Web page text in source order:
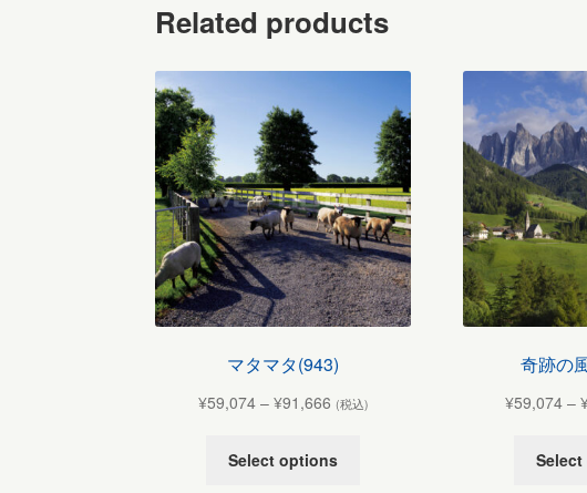
Related products
マタマタ(943)
¥59,074– ¥91,666 (税込)
Select options
奇跡の
¥59,074 –